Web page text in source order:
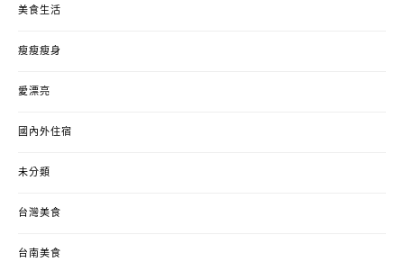
美食生活
瘦瘦瘦身
愛漂亮
國內外住宿
未分類
台灣美食
台南美食